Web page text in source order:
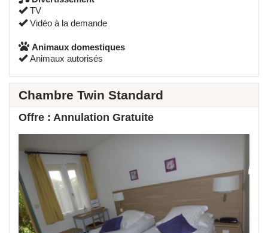
TV
Vidéo à la demande
Animaux domestiques
Animaux autorisés
Chambre Twin Standard
Offre : Annulation Gratuite